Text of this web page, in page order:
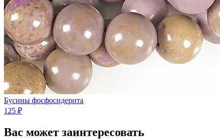
Бусины фосфосидерита
125 ₽
Вас может заинтересовать